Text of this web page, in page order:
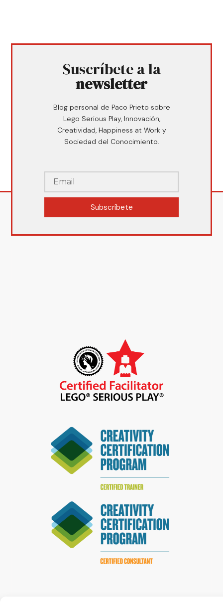
Suscríbete a la
newsletter
Blog personal de Paco Prieto sobre
Lego Serious Play, Innovación,
Creatividad, Happiness at Work y
Sociedad del Conocimiento.
Subscríbete